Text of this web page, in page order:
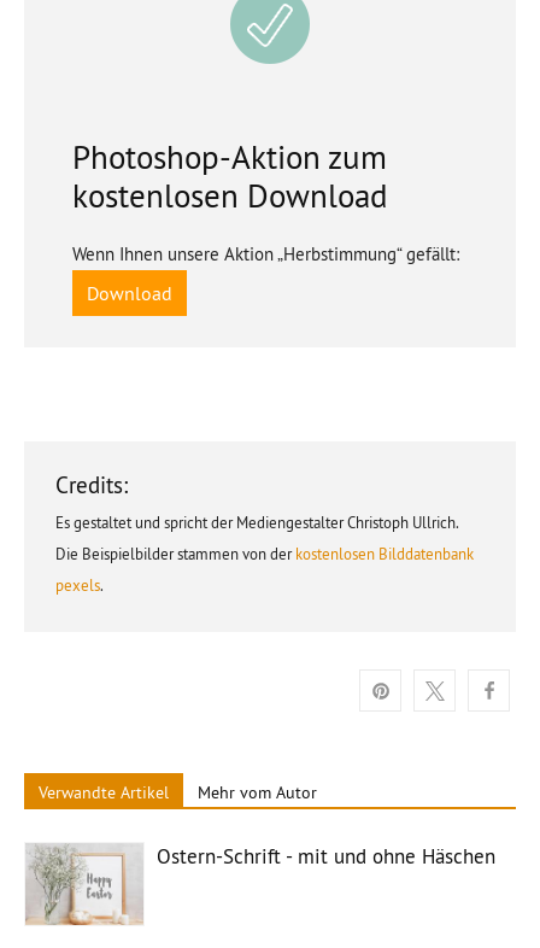
Photoshop-Aktion zum
kostenlosen Download
Wenn Ihnen unsere Aktion „Herbstimmung“ gefällt:
Download
Credits:
Es gestaltet und spricht der Mediengestalter Christoph Ullrich.
Die Beispielbilder stammen von derkostenlosen Bilddatenbank
pexels.
Verwandte Artikel Mehr vom Autor
Ostern-Schrift - mit und ohne Häschen